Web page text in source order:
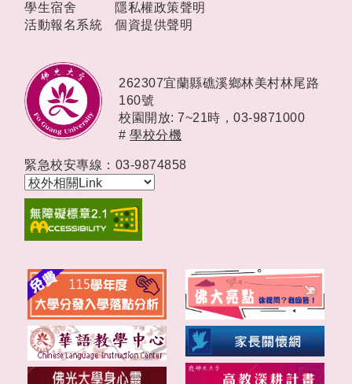
學生宿舍
活動報名系統
隱私權政策聲明
個資提供聲明
262307宜蘭縣礁溪鄉林美村林尾路
160號
校園開放: 7~21時， 03-9871000
# 學校分機
緊急校安專線：03-9874858